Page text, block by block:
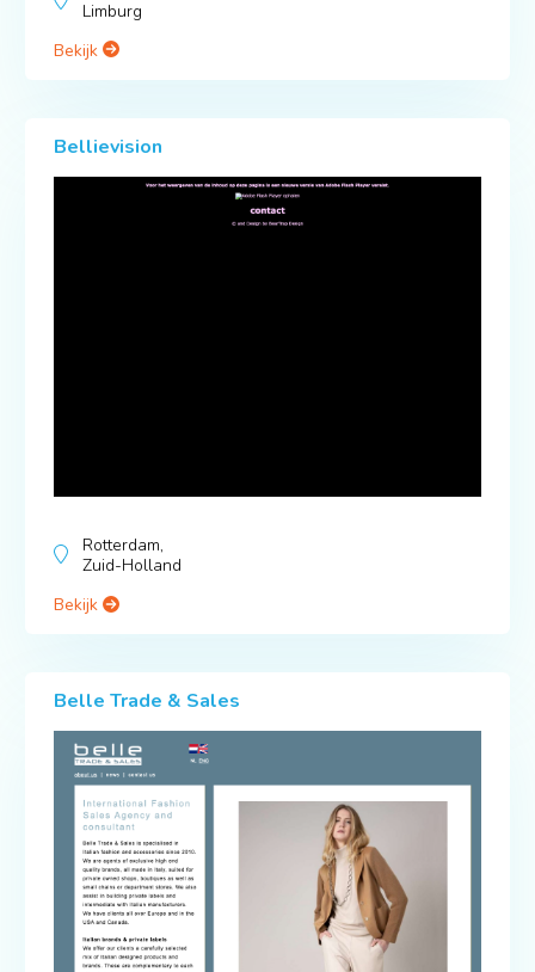
Limburg
Bekijk
Bellievision
Rotterdam,
Zuid-Holland
Bekijk
Belle Trade & Sales